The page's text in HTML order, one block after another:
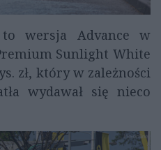
to wersja Advance w
Sunlight White
zł, który w zależności
wydawał się nieco